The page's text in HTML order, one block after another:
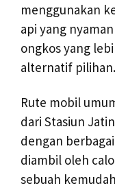
menggunakan
api yang
ongkos yang
alternatif pilihan.
Rute mobil
dari Stasiun
dengan
diambil oleh
sebuah